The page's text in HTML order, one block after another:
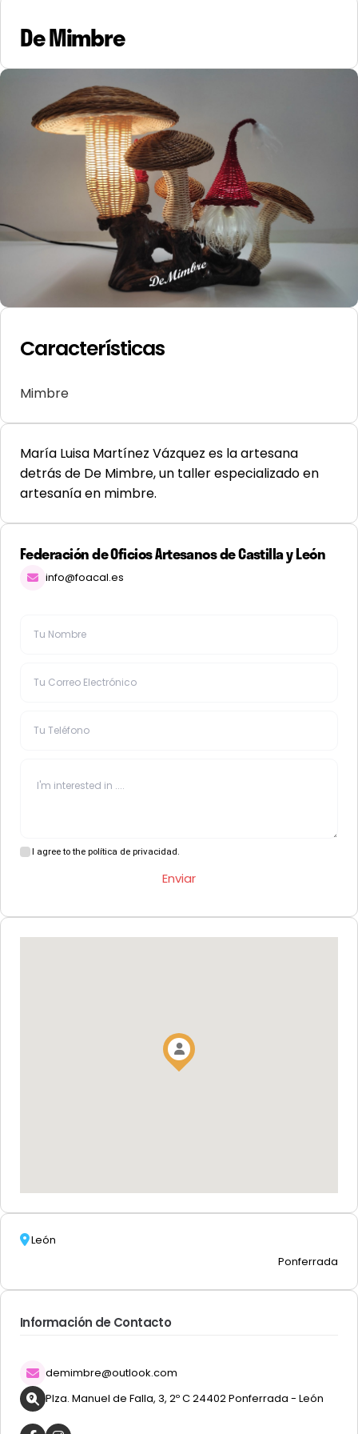
De Mimbre
Características
Mimbre
María Luisa Martínez Vázquez es la artesana
detrás de De Mimbre, un taller especializado en
artesanía en mimbre.
Federación de Oficios Artesanos de Castilla y León
info@foacal.es
I agree to the política de privacidad.
Enviar
León
Ponferrada
Información de Contacto
demimbre@outlook.com
Plza. Manuel de Falla, 3, 2º C 24402 Ponferrada - León